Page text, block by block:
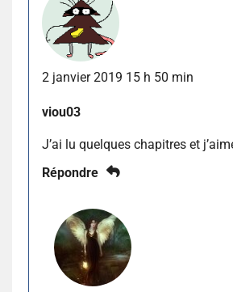
2 janvier 2019 15 h 50 min
viou03
J’ai lu quelques chapitres et
Répondre